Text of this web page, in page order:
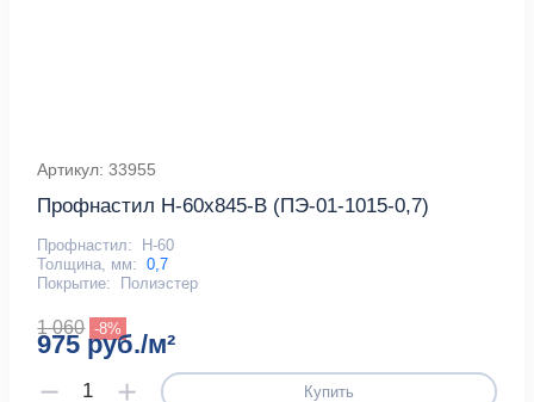
Артикул: 33955
Профнастил Н-60x845-B (ПЭ-01-1015-0,7)
Профнастил:
Н-60
Толщина, мм: 0,7
Покрытие:
Полиэстер
1 060 -8%
975 руб./м²
Купить